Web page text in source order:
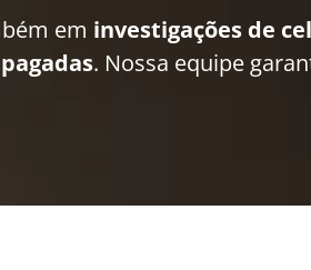
em investigações de
. Nossa equipe